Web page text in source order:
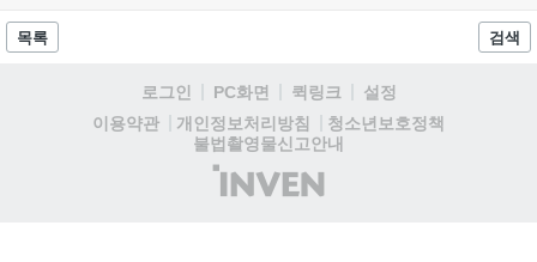
2025에서 선보인 '안텍 플럭스 프로 녹투아 에디션(Antec Flux
목록 검색
로그인 PC화면 퀵링크
설정
이용약관
개인정보처리방침
청소년보호정책
불법촬영물신고안내
(주)
인